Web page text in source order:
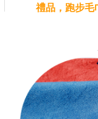
禮品，跑步毛